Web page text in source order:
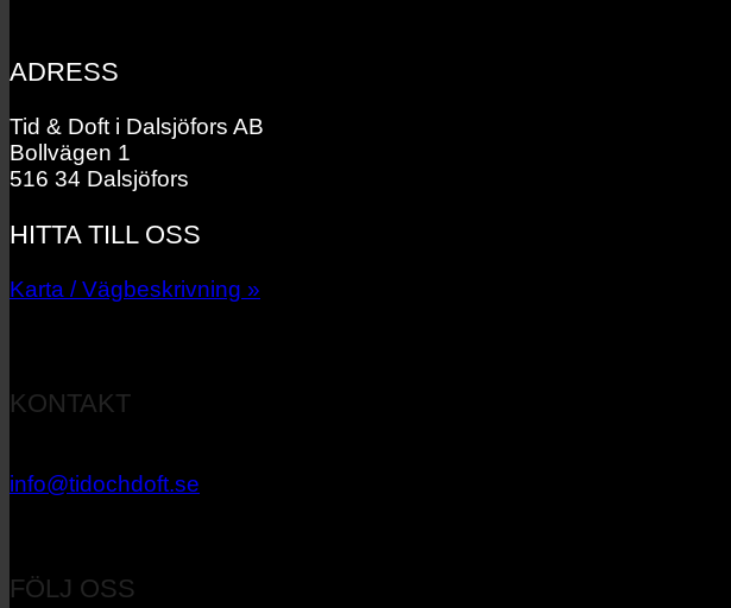
ADRESS
Tid & Doft i Dalsjöfors AB
Bollvägen 1
516 34 Dalsjöfors
HITTA TILL OSS
Karta / Vägbeskrivning »
KONTAKT
info@tidochdoft.se
FÖLJ OSS